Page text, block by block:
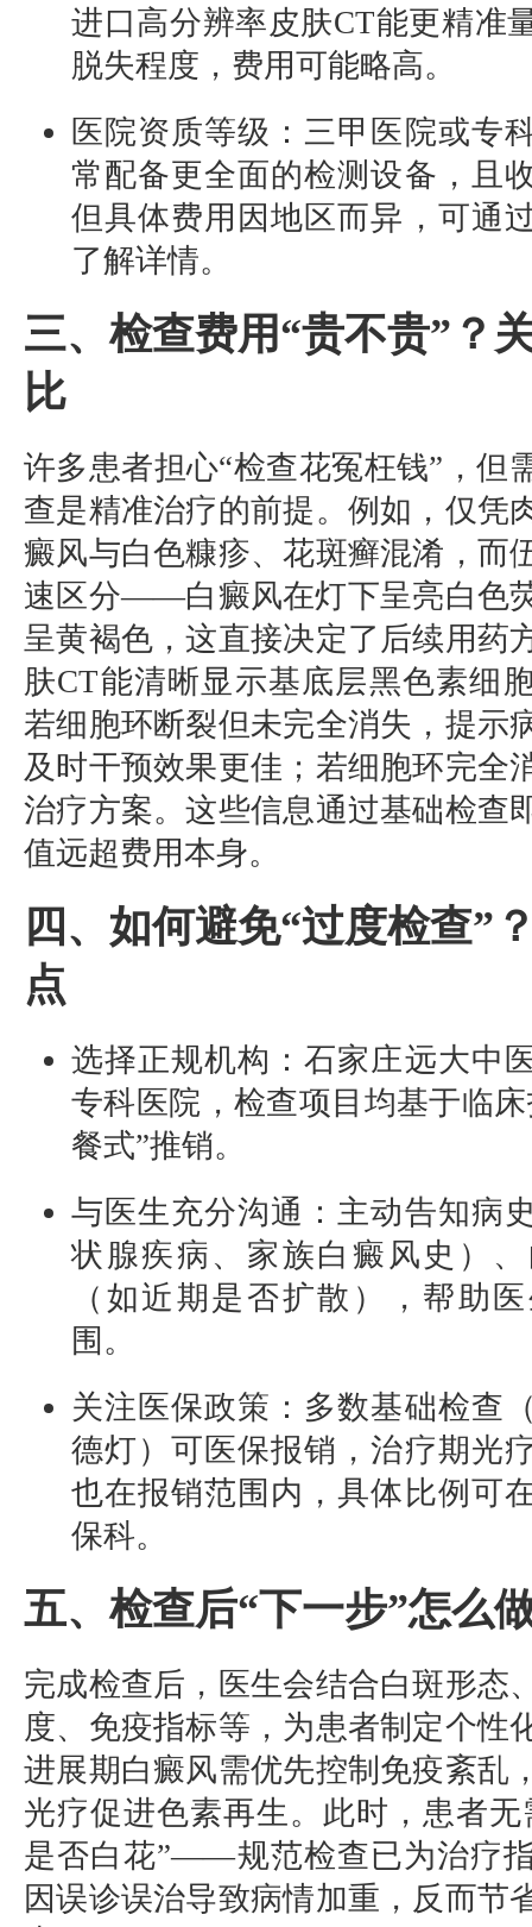
进口高分辨率皮肤CT能更精准
脱失程度，费用可能略高。
医院资质等级：三甲医院或专
常配备更全面的检测设备，且
但具体费用因地区而异，可通
了解详情。
三、检查费用“贵不贵”？
比
许多患者担心“检查花冤枉钱”，但
查是精准治疗的前提。例如，仅凭
癜风与白色糠疹、花斑癣混淆，而
速区分——白癜风在灯下呈亮白色
呈黄褐色，这直接决定了后续用药
肤CT能清晰显示基底层黑色素细
若细胞环断裂但未完全消失，提示
及时干预效果更佳；若细胞环完全
治疗方案。这些信息通过基础检查
值远超费用本身。
四、如何避免“过度检查”
点
选择正规机构：石家庄远大中
专科医院，检查项目均基于临
餐式”推销。
与医生充分沟通：主动告知病
状腺疾病、家族白癜风史）
（如近期是否扩散），帮助
围。
关注医保政策：多数基础检查
德灯）可医保报销，治疗期光
也在报销范围内，具体比例可
保科。
五、检查后“下一步”怎么
完成检查后，医生会结合白斑形态
度、免疫指标等，为患者制定个性
进展期白癜风需优先控制免疫紊乱
光疗促进色素再生。此时，患者无
是否白花”——规范检查已为治疗
因误诊误治导致病情加重，反而节